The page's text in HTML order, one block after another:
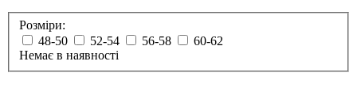
Розміри:
48-50
52-54 56-58
60-62
Немає в наявності